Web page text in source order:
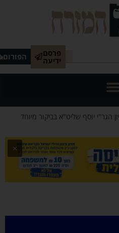
פרסם
ידיעה הפורום
יוסף שליט"א בביקור מיוחד
×